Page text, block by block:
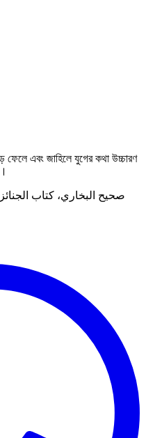
ফেলে এবং জাহিলে যুগের কথা উচ্চারণ
صحيح البخاري، كتاب